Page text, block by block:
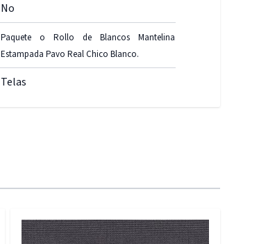
No
Paquete o Rollo de Blancos Mantelina
Estampada Pavo Real Chico Blanco.
Telas